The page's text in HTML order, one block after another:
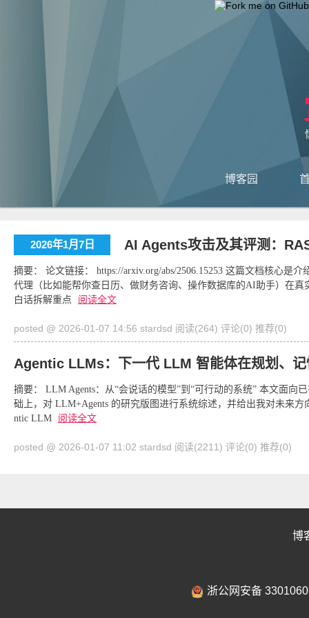
博客园
2026年1月7日 AI Agents攻击及其评测：
摘要： 论文链接： https://arxiv.org/abs/2506.15253 这篇文档核心是
代理（比如能帮你查日历、做财务咨询、操作数据库的AI助手）在
白话拆解重点
阅读全文
posted @ 2026-01-07 14:56 stardsd 阅读(264) 评论(0) 推荐(0)
Agentic LLMs：下一代 LLM 智能体在规划、
摘要： LLM Agents：从“会说话的模型”到“可行动的系统” 本文面向
础上，对 LLM+Agents 的研究版图进行系统综述，并给出我对未来
ntic LLM
阅读全文
posted @ 2026-01-07 11:02 stardsd 阅读(2211) 评论(0) 推荐(0)
博
浙公网安备